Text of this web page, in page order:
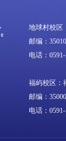
地球村校区
邮编：
电话：
福屿校区：
邮编：
电话：